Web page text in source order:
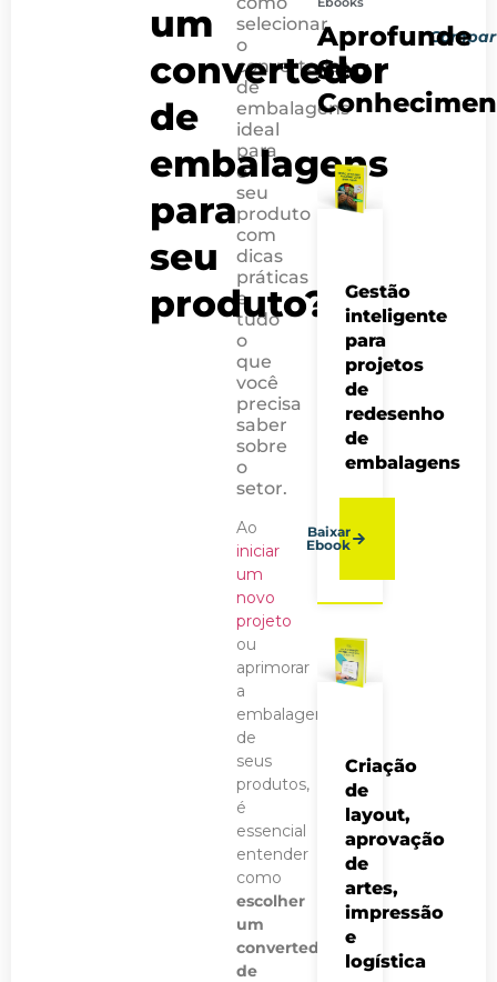
um
convertedor
de
embalagens
para
seu
produto?
selecionar
o
convertedor
de
embalagens
ideal
para
o
seu
produto
com
dicas
práticas
e
tudo
o
que
você
precisa
saber
sobre
o
setor.
Ao
iniciar
um
novo
projeto
ou
aprimorar
a
embalagem
de
seus
produtos,
é
essencial
entender
como
escolher
um
convertedor
de
Aprofunde
Seu
Gestão
inteligente
para
projetos
de
redesenho
de
embalagens
Baixar
Ebook
Criação
de
layout,
aprovação
de
artes,
impressão
e
logística
Conheça as
Direct to